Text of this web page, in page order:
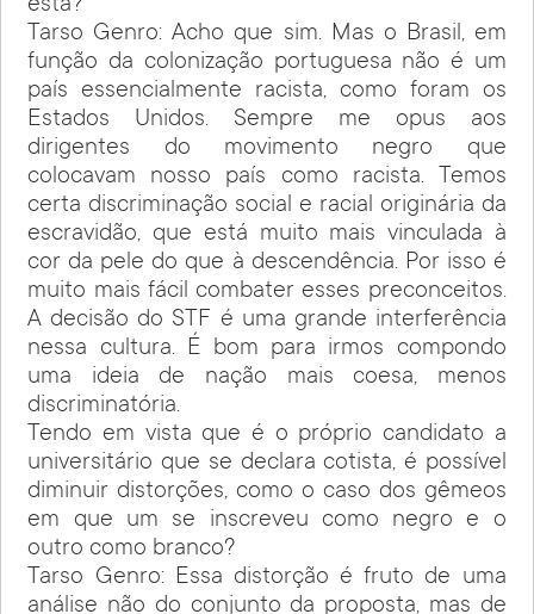
esta?
Tarso Genro: Acho que sim. Mas o Brasil, em
função da colonização portuguesa não é um
país essencialmente racista, como foram os
Estados Unidos. Sempre me opus aos
dirigentes do movimento negro que
colocavam nosso país como racista. Temos
certa discriminação social e racial originária da
escravidão, que está muito mais vinculada à
cor da pele do que à descendência. Por isso é
muito mais fácil combater esses preconceitos.
A decisão do STF é uma grande interferência
nessa cultura. É bom para irmos compondo
uma ideia de nação mais coesa, menos
discriminatória.
Tendo em vista que é o próprio candidato a
universitário que se declara cotista, é possível
diminuir distorções, como o caso dos gêmeos
em que um se inscreveu como negro e o
outro como branco?
Tarso Genro: Essa distorção é fruto de uma
análise não do conjunto da proposta, mas de